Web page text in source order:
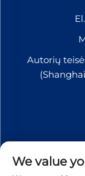
Autorių
We value